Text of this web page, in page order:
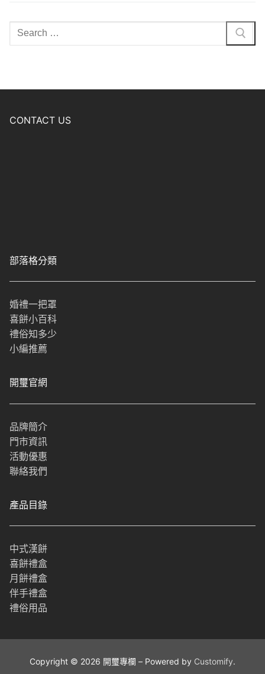
CONTACT US
部落格分類
婚禮一把罩
喜餅小百科
禮俗知多少
小編推薦
開璽官網
品牌簡介
門市資訊
活動優惠
聯絡我們
產品目錄
中式漢餅
喜餅禮盒
月餅禮盒
伴手禮盒
禮俗用品
Copyright © 2026 開璽專欄 – Powered by Customify.